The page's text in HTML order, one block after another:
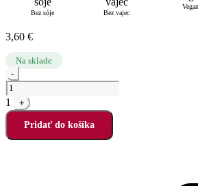
Bez sóje Bez vajec
Vegan
3,60 €
Na sklade
Quantity
-
1 +
Pridať do košíka